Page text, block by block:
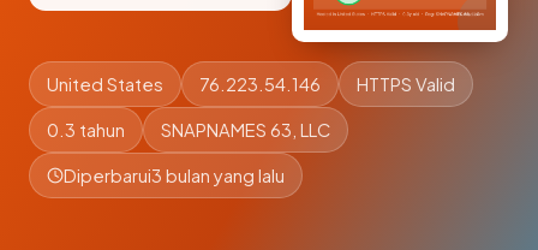
United States 76.223.54.146 HTTPS Valid
0.3 tahun SNAPNAMES 63, LLC
Diperbarui3 bulan yang lalu